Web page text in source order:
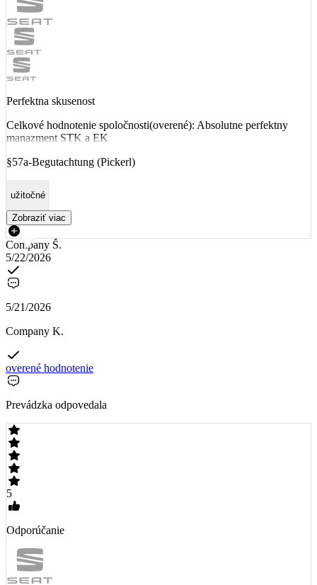
Perfektna skusenost
Celkové hodnotenie spoločnosti(overené): Absolutne perfektny
manazment STK a EK
§57a-Begutachtung (Pickerl)
užitočné
Zobraziť viac
Company Š.
5/22/2026
5/21/2026
Company K.
overené hodnotenie
Prevádzka odpovedala
5
Odporúčanie